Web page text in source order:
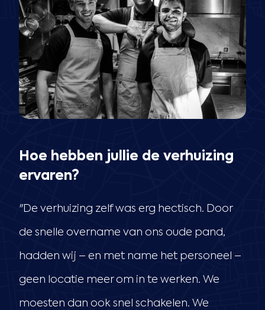
Hoe hebben jullie de verhuizing
ervaren?
"De verhuizing zelf was erg hectisch. Door
de snelle overname van ons oude pand,
hadden wij – en met name het personeel –
geen locatie meer om in te werken. We
moesten dan ook snel schakelen. We